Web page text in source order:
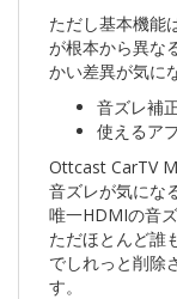
ただし基本機能
が根本から異な
かい差異が気に
音ズレ補
使えるア
Ottcast CarTV
音ズレが気にな
唯一HDMIの音
ただほとんど誰
でしれっと削除
す。